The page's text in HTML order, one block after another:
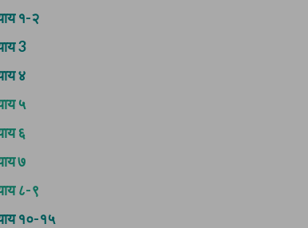
१-२
3
४
५
६
७
८-९
१०-१५